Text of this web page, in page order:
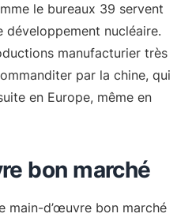
le bureaux 39 servent
développement nucléaire.
manufacturier très
par la chine, qui
en Europe, même en
bon marché
main-d’œuvre bon marché